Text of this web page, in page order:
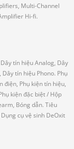
Multi-Channel
Hi-fi.
tín hiệu Analog, Dây
tín hiệu Phono. Phụ
điện, Phụ kiện tín hiệu,
kiện đặc biệt/ Hộp
Bóng dẫn. Tiêu
Dụng cụ vệ sinh DeOxit